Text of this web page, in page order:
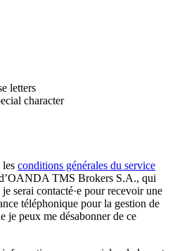
letters
character
les conditions générales du service
TMS Brokers S.A., qui
serai contacté·e pour recevoir une
téléphonique pour la gestion de
je peux me désabonner de ce